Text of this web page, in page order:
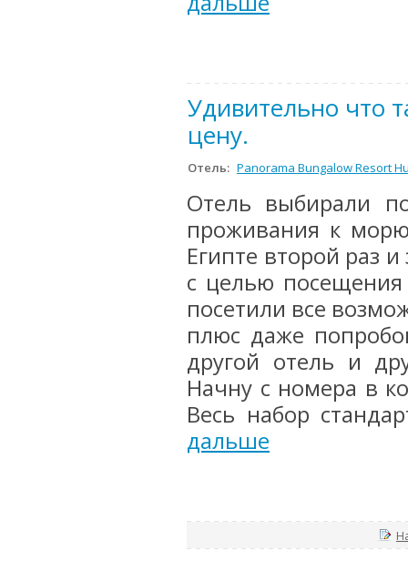
Удивительно что
цену.
Отель: Panorama Bungalow Resort
Отель выбирали
проживания к
Египте второй раз
с целью
посетили все
плюс даже
другой отель и
Начну с номера в
Весь набор
дальше